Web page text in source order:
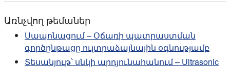
Առնչվող թեմաներ
Սապոնացում – Օճառի պատրաստման
գործընթացը ուլտրաձայնային օգնությամբ
Տեսանյութ՝ սնկի արդյունահանում – Ultrasonic